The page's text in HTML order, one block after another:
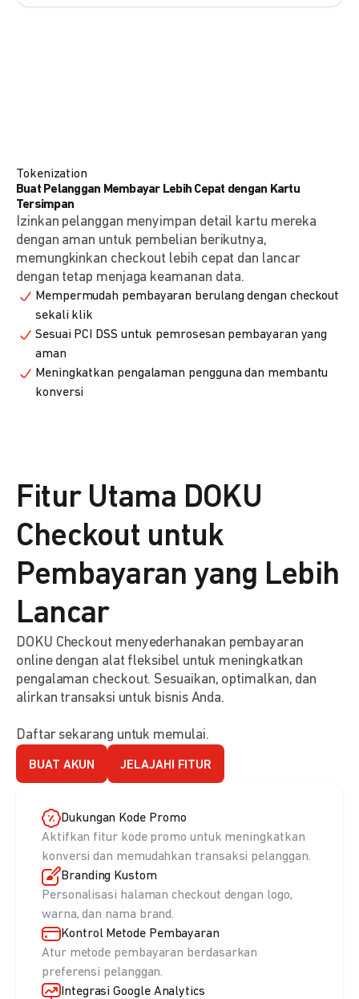
Tokenization
Buat Pelanggan Membayar Lebih Cepat dengan Kartu
Tersimpan
Izinkan pelanggan menyimpan detail kartu mereka
dengan aman untuk pembelian berikutnya,
memungkinkan checkout lebih cepat dan lancar
dengan tetap menjaga keamanan data.
Mempermudah pembayaran berulang dengan checkout
sekali klik
Sesuai PCI DSS untuk pemrosesan pembayaran yang
aman
Meningkatkan pengalaman pengguna dan membantu
konversi
Fitur Utama DOKU
Checkout untuk
Pembayaran yang Lebih
Lancar
DOKU Checkout menyederhanakan pembayaran
online dengan alat fleksibel untuk meningkatkan
pengalaman checkout. Sesuaikan, optimalkan, dan
alirkan transaksi untuk bisnis Anda.
Daftar sekarang untuk memulai.
BUAT AKUN JELAJAHI FITUR
Dukungan Kode Promo
Aktifkan fitur kode promo untuk meningkatkan
konversi dan memudahkan transaksi pelanggan.
Branding Kustom
Personalisasi halaman checkout dengan logo,
warna, dan nama brand.
Kontrol Metode Pembayaran
Atur metode pembayaran berdasarkan
preferensi pelanggan.
Integrasi Google Analytics